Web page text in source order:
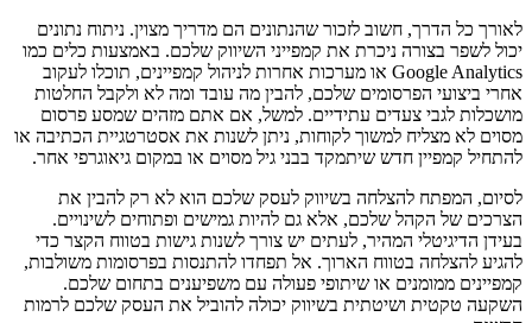
לאורך כל הדרך, חשוב לזכור שהנתונים הם מדריך מצוין. ניתוח נתונים
יכול לשפר בצורה ניכרת את קמפייני השיווק שלכם. באמצעות כלים כמו
Google Analytics או מערכות אחרות לניהול קמפיינים, תוכלו לעקוב
אחרי ביצועי הפרסומים שלכם, להבין מה עובד ומה לא ולקבל החלטות
מושכלות לגבי צעדים עתידיים. למשל, אם אתם מזהים שמסע פרסום
מסוים לא מצליח למשוך לקוחות, ניתן לשנות את אסטרטגיית הכתיבה או
להתחיל קמפיין חדש שיתמקד בבני גיל מסוים או במקום גיאוגרפי אחר.
לסיום, המפתח להצלחה בשיווק לעסק שלכם הוא לא רק להבין את
הצרכים של הקהל שלכם, אלא גם להיות גמישים ופתוחים לשינויים.
בעידן הדיגיטלי המהיר, לעתים יש צורך לשנות גישות בטווח הקצר כדי
להגיע להצלחה בטווח הארוך. אל תפחדו להתנסות בפרסומות משולבות,
קמפיינים ממומנים או שיתופי פעולה עם משפיענים בתחום שלכם.
השקעה טקטית ושיטתית בשיווק יכולה להוביל את העסק שלכם לרמות